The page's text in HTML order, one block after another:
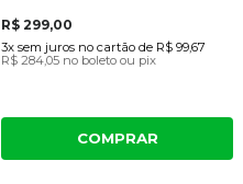
R$ 299,00
3x sem juros no cartão de R$ 99,67
R$ 284,05 no boleto ou pix
COMPRAR